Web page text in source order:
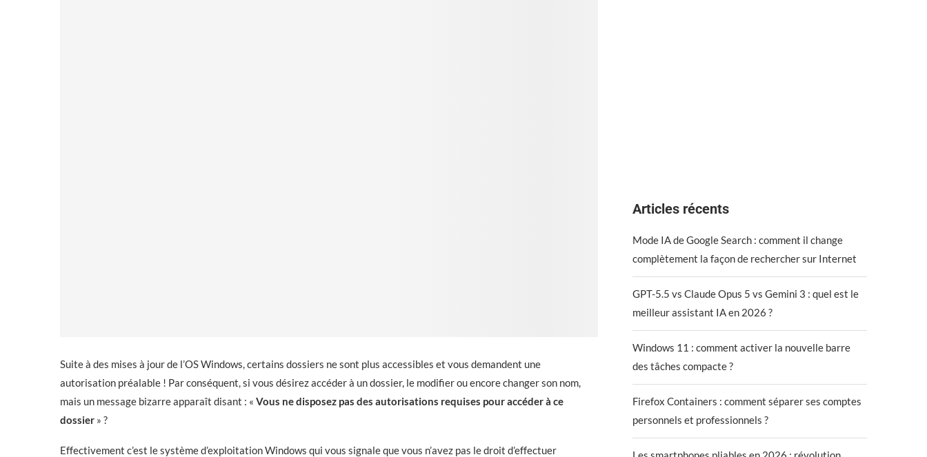
Suite à des mises à jour de l’OS Windows, certains dossiers ne sont plus accessibles et vous demandent une
autorisation préalable ! Par conséquent, si vous désirez accéder à un dossier, le modifier ou encore changer son nom,
mais un message bizarre apparaît disant : « Vous ne disposez pas des autorisations requises pour accéder à ce
dossier » ?
Effectivement c’est le système d’exploitation Windows qui vous signale que vous n’avez pas le droit d’effectuer
Articles récents
Mode IA de Google Search : comment il change
complètement la façon de rechercher sur Internet
GPT-5.5 vs Claude Opus 5 vs Gemini 3 : quel est le
meilleur assistant IA en 2026 ?
Windows 11 : comment activer la nouvelle barre
des tâches compacte ?
Firefox Containers : comment séparer ses comptes
personnels et professionnels ?